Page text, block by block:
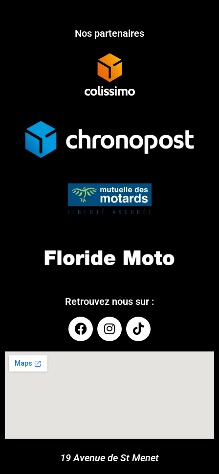
Nos partenaires
Retrouvez nous sur :
19 Avenue de St Menet